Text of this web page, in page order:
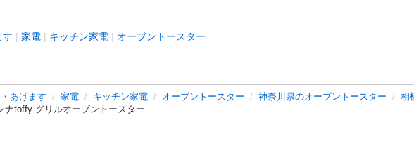
す 家電 キッチン家電 オーブントースター
あげます 家電 キッチン家電 オーブントースター 神奈川県のオーブントースター
相
ナtoffy グリルオーブントースター